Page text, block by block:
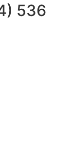
536